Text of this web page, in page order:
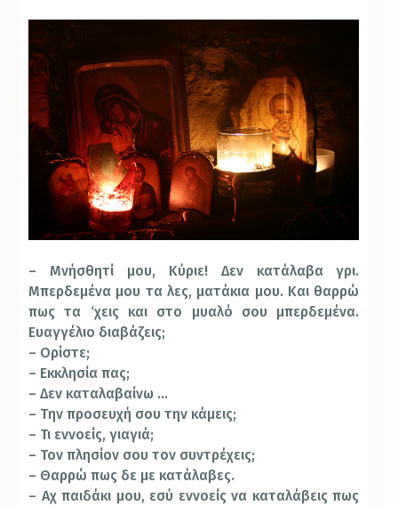
– Μνήσθητί μου, Κύριε! Δεν κατάλαβα γρι.
Μπερδεμένα μου τα λες, ματάκια μου. Και θαρρώ
πως τα ‘χεις και στο μυαλό σου μπερδεμένα.
Ευαγγέλιο διαβάζεις;
– Ορίστε;
– Εκκλησία πας;
– Δεν καταλαβαίνω …
– Την προσευχή σου την κάμεις;
– Τι εννοείς, γιαγιά;
– Τον πλησίον σου τον συντρέχεις;
– Θαρρώ πως δε με κατάλαβες.
– Αχ παιδάκι μου, εσύ εννοείς να καταλάβεις πως